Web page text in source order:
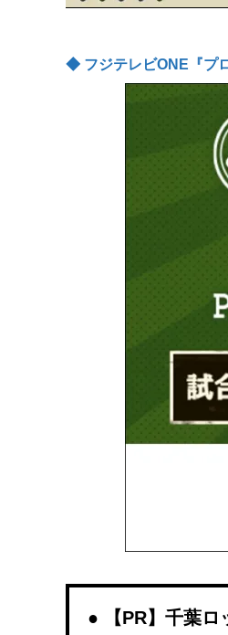
◆ フジテレビONE『プ
【PR】千葉